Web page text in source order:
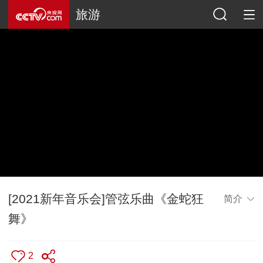
旅游
[2021新年音乐会]管弦乐曲《金蛇狂
舞》
简介
2